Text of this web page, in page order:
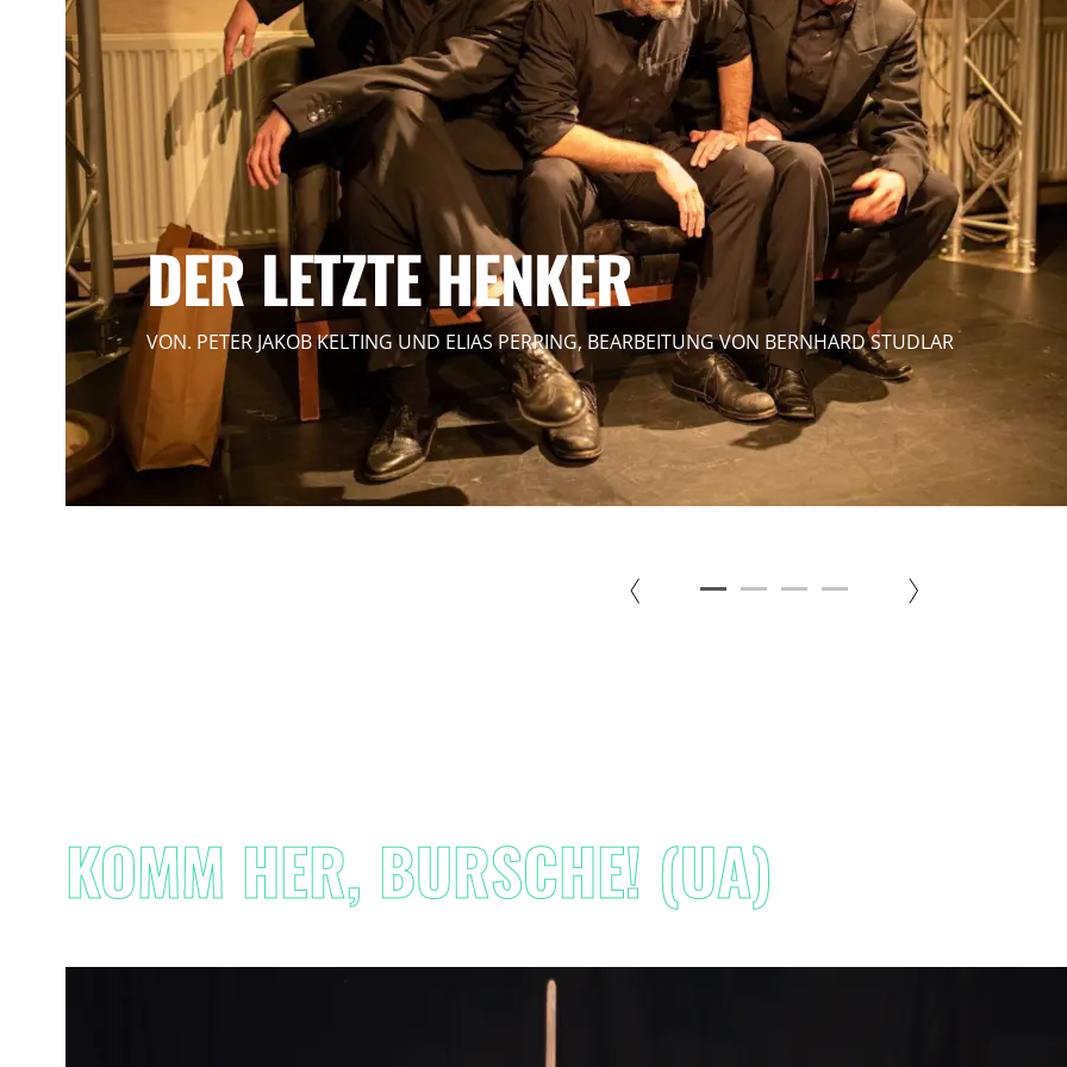
DER LETZTE HENKER
VON. PETER JAKOB KELTING UND ELIAS PERRING, BEARBEITUNG VON BERNHARD STUDLAR
KOMM HER, BURSCHE! (UA)